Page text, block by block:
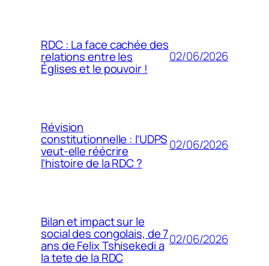
RDC : La face cachée des
relations entre les
Églises et le pouvoir !
02/06/2026
Révision
constitutionnelle : l’UDPS
veut-elle réécrire
l’histoire de la RDC ?
02/06/2026
Bilan et impact sur le
social des congolais, de 7
ans de Felix Tshisekedi a
la tete de la RDC
02/06/2026